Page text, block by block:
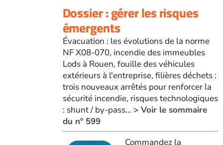
Dossier : gérer les risques
émergents
Évacuation : les évolutions de la norme
NF X08-070, incendie des immeubles
Lods à Rouen, fouille des véhicules
extérieurs à l'entreprise, filières déchets :
trois nouveaux arrêtés pour renforcer la
sécurité incendie, risques technologiques
: shunt / by-pass... > Voir le sommaire
du n° 599
Commandez la